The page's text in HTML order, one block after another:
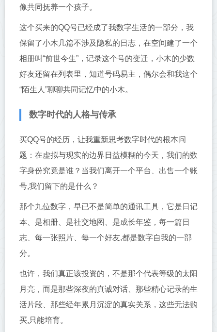
像共同抚养一个孩子。
这个买来的QQ号已经成了我数字生活的一部分，我
保留了小木几篇不涉及隐私的日志，在空间建了一个
相册叫“前世今生”，记录这个号的变迁，小木的少数
好友还留在列表里，知道号码易主，偶尔会和我这个
“陌生人”聊聊共同记忆中的小木。
数字时代的人格与传承
买QQ号的经历，让我重新思考数字时代的根本问
题：在虚拟与现实的边界日益模糊的今天，我们的数
字身份究竟是谁？当我们离开一个平台、出售一个账
号,我们留下的是什么？
那个九位数字，早已不是简单的通讯工具，它是日记
本、是相册、是社交地图、是成长年鉴，每一篇日
志、每一张照片、每一个好友,都是数字自我的一部
分。
也许，我们真正该投资的，不是那个代表等级的太阳
月亮，而是那些深夜的真诚对话、那些精心记录的生
活片段、那些经年累月沉淀的真实关系，这些无法购
买,只能培育。